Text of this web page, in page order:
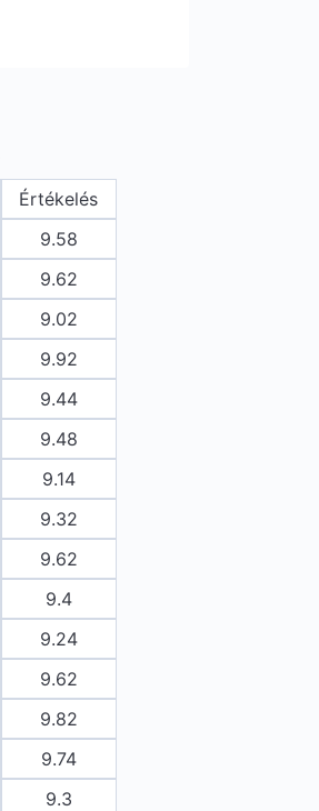
Értékelés
9.58
9.62
9.02
9.92
9.44
9.48
9.14
9.32
9.62
9.4
9.24
9.62
9.82
9.74
9.3